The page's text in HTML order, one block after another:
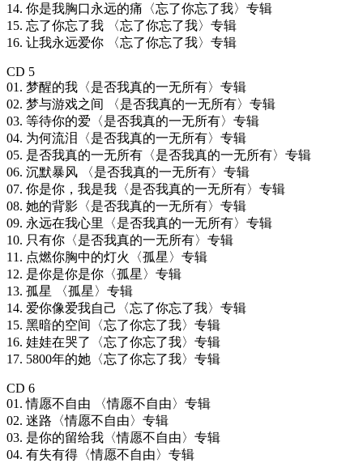
14. 你是我胸口永远的痛〈忘了你忘了我〉专辑
15. 忘了你忘了我 〈忘了你忘了我〉专辑
16. 让我永远爱你 〈忘了你忘了我〉专辑
CD 5
01. 梦醒的我〈是否我真的一无所有〉专辑
02. 梦与游戏之间 〈是否我真的一无所有〉专辑
03. 等待你的爱〈是否我真的一无所有〉专辑
04. 为何流泪〈是否我真的一无所有〉专辑
05. 是否我真的一无所有〈是否我真的一无所有〉专辑
06. 沉默暴风 〈是否我真的一无所有〉专辑
07. 你是你，我是我〈是否我真的一无所有〉专辑
08. 她的背影〈是否我真的一无所有〉专辑
09. 永远在我心里〈是否我真的一无所有〉专辑
10. 只有你〈是否我真的一无所有〉专辑
11. 点燃你胸中的灯火〈孤星〉专辑
12. 是你是你是你〈孤星〉专辑
13. 孤星 〈孤星〉专辑
14. 爱你像爱我自己〈忘了你忘了我〉专辑
15. 黑暗的空间〈忘了你忘了我〉专辑
16. 娃娃在哭了〈忘了你忘了我〉专辑
17. 5800年的她〈忘了你忘了我〉专辑
CD 6
01. 情愿不自由 〈情愿不自由〉专辑
02. 迷路〈情愿不自由〉专辑
03. 是你的留给我〈情愿不自由〉专辑
04. 有失有得〈情愿不自由〉专辑